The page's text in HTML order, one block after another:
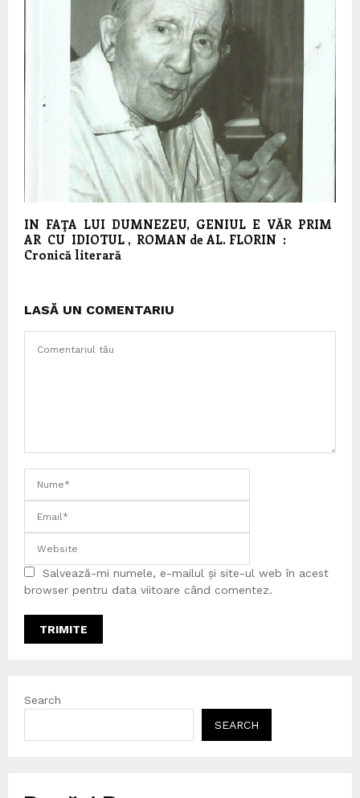
IN FAŢA LUI DUMNEZEU, GENIUL E VĂR PRIM
AR CU IDIOTUL , ROMAN de AL. FLORIN :
Cronică literară
LASĂ UN COMENTARIU
Salvează-mi numele, e-mailul și site-ul web în acest
browser pentru data viitoare când comentez.
Search
SEARCH